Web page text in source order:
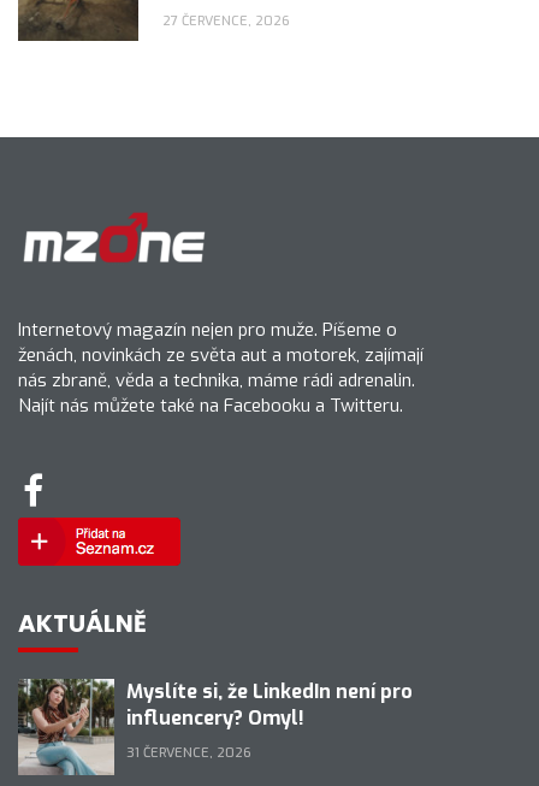
27 ČERVENCE, 2026
Internetový magazín nejen pro muže. Píšeme o
ženách, novinkách ze světa aut a motorek, zajímají
nás zbraně, věda a technika, máme rádi adrenalin.
Najít nás můžete také na Facebooku a Twitteru.
AKTUÁLNĚ
Myslíte si, že LinkedIn není pro
influencery? Omyl!
31 ČERVENCE, 2026